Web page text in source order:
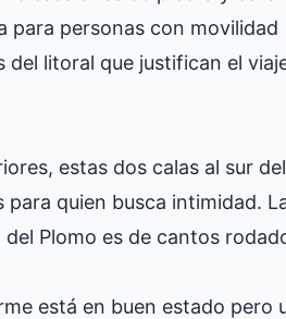
para personas con movilidad
del litoral que justifican el
estas dos calas al sur del
quien busca intimidad.
Plomo es de cantos
está en buen estado pero